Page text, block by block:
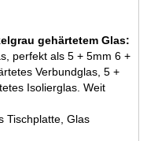
gehärtetem Glas:
perfekt als 5 + 5mm 6 +
Verbundglas , 5 +
Isolierglas. Weit
Tischplatte , Glas